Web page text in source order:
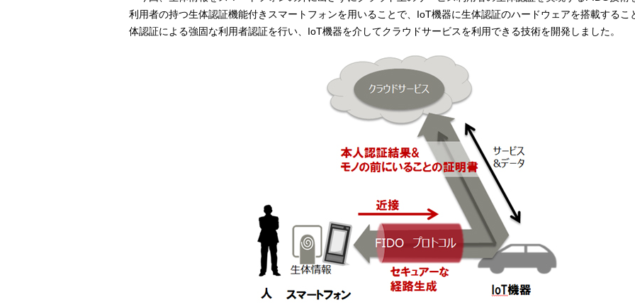
利用者の持つ生体認証機能付きスマートフォンを用いることで、IoT機器に生体認証のハードウェアを搭載するこ
体認証による強固な利用者認証を行い、IoT機器を介してクラウドサービスを利用できる技術を開発しました。